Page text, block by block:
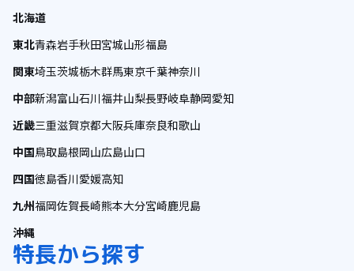
北海道
東北青森岩手秋田宮城山形福島
関東埼玉茨城栃木群馬東京千葉神奈川
中部新潟富山石川福井山梨長野岐阜静岡愛知
近畿三重滋賀京都大阪兵庫奈良和歌山
中国鳥取島根岡山広島山口
四国徳島香川愛媛高知
九州福岡佐賀長崎熊本大分宮崎鹿児島
沖縄
特長から探す